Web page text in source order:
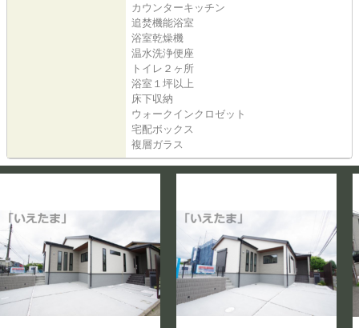
カウンターキッチン
追焚機能浴室
浴室乾燥機
温水洗浄便座
トイレ２ヶ所
浴室１坪以上
床下収納
ウォークインクロゼット
宅配ボックス
複層ガラス